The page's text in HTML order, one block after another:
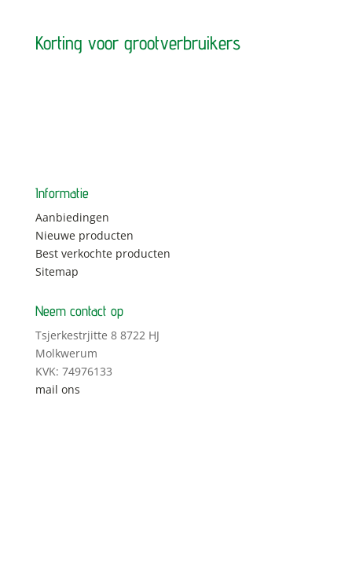
Korting voor grootverbruikers
Informatie
Aanbiedingen
Nieuwe producten
Best verkochte producten
Sitemap
Neem contact op
Tsjerkestrjitte 8 8722 HJ
Molkwerum
KVK: 74976133
mail ons